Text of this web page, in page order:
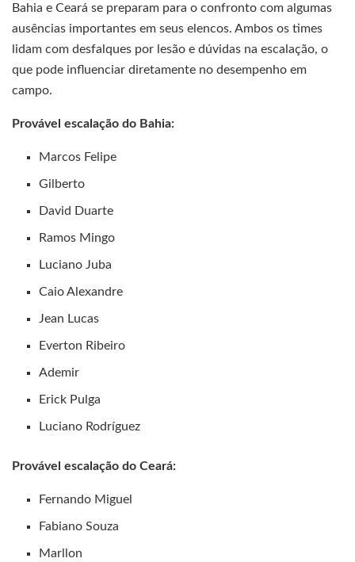
Bahia e Ceará se preparam para o confronto com algumas
ausências importantes em seus elencos. Ambos os times
lidam com desfalques por lesão e dúvidas na escalação, o
que pode influenciar diretamente no desempenho em
campo.
Provável escalação do Bahia:
Marcos Felipe
Gilberto
David Duarte
Ramos Mingo
Luciano Juba
Caio Alexandre
Jean Lucas
Everton Ribeiro
Ademir
Erick Pulga
Luciano Rodríguez
Provável escalação do Ceará:
Fernando Miguel
Fabiano Souza
Marllon